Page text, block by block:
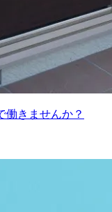
きませんか？